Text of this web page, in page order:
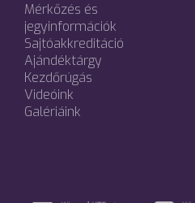
Mérkőzés és
jegyinformációk
Sajtóakkreditáció
Ajándéktárgy
Kezdőrúgás
Videóink
Galériáink